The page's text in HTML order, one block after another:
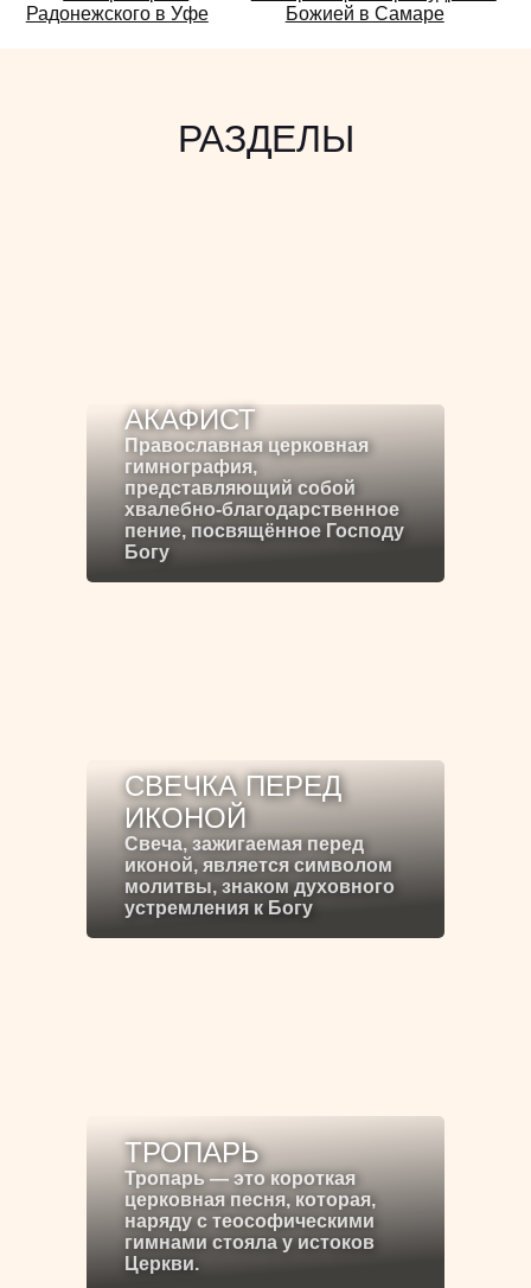
также:
Радонежского в Уфе
Божией в Самаре
РАЗДЕЛЫ
АКАФИСТ
Православная церковная
гимнография,
представляющий собой
хвалебно-благодарственное
пение, посвящённое Господу
Богу
СВЕЧКА ПЕРЕД
ИКОНОЙ
Свеча, зажигаемая перед
иконой, является символом
молитвы, знаком духовного
устремления к Богу
ТРОПАРЬ
Тропарь — это короткая
церковная песня, которая,
наряду с теософическими
гимнами стояла у истоков
Церкви.